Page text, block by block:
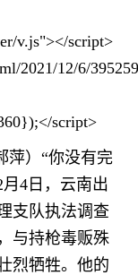
v.js"></script>
2021/12/6/
script>
萍）“你没有完
4日，云南出
支队执法调查
与持枪毒贩殊
烈牺牲。他的